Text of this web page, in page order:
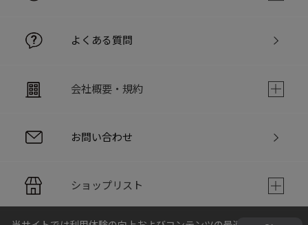
よくある質問
会社概要・規約
お問い合わせ
ショップリスト